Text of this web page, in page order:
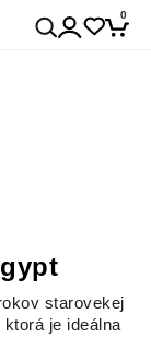
0
starovekej
je ideálna